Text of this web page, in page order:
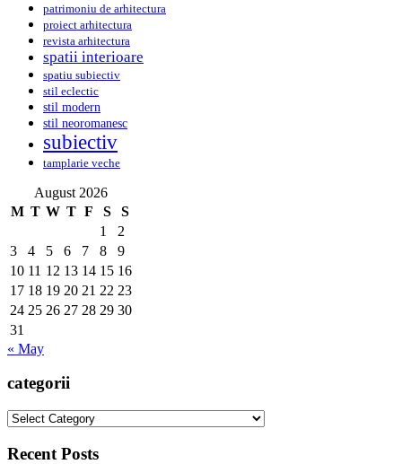
patrimoniu de arhitectura
proiect arhitectura
revista arhitectura
spatii interioare
spatiu subiectiv
stil eclectic
stil modern
stil neoromanesc
subiectiv
tamplarie veche
August 2026
M T W T F S
S
1
2
3
4 5 6 7 8
9
10 11 12 13 14 15 16
17 18 19 20 21 22 23
24 25 26 27 28 29 30
31
« May
categorii
categorii
Recent Posts